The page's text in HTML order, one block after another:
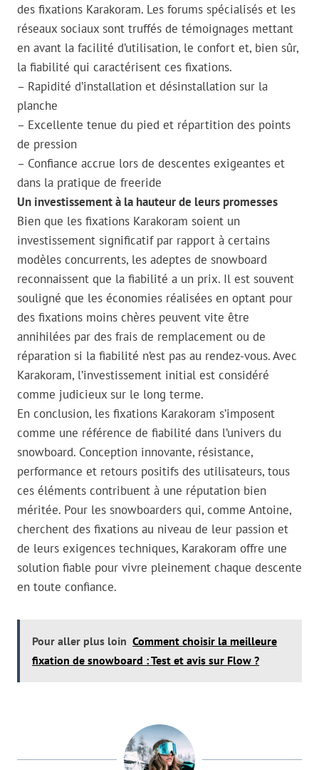
des fixations Karakoram. Les forums spécialisés et les
réseaux sociaux sont truffés de témoignages mettant
en avant la facilité d’utilisation, le confort et, bien sûr,
la fiabilité qui caractérisent ces fixations.
– Rapidité d’installation et désinstallation sur la
planche
– Excellente tenue du pied et répartition des points
de pression
– Confiance accrue lors de descentes exigeantes et
dans la pratique de freeride
Un investissement à la hauteur de leurs promesses
Bien que les fixations Karakoram soient un
investissement significatif par rapport à certains
modèles concurrents, les adeptes de snowboard
reconnaissent que la fiabilité a un prix. Il est souvent
souligné que les économies réalisées en optant pour
des fixations moins chères peuvent vite être
annihilées par des frais de remplacement ou de
réparation si la fiabilité n’est pas au rendez-vous. Avec
Karakoram, l’investissement initial est considéré
comme judicieux sur le long terme.
En conclusion, les fixations Karakoram s’imposent
comme une référence de fiabilité dans l’univers du
snowboard. Conception innovante, résistance,
performance et retours positifs des utilisateurs, tous
ces éléments contribuent à une réputation bien
méritée. Pour les snowboarders qui, comme Antoine,
cherchent des fixations au niveau de leur passion et
de leurs exigences techniques, Karakoram offre une
solution fiable pour vivre pleinement chaque descente
en toute confiance.
Pour aller plus loin Comment choisir la meilleure
fixation de snowboard : Test et avis sur Flow ?